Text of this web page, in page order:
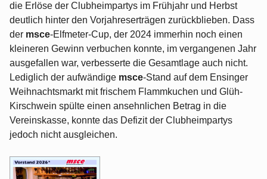
die Erlöse der Clubheimpartys im Frühjahr und Herbst
deutlich hinter den Vorjahreserträgen zurückblieben. Dass
der msce-Elfmeter-Cup, der 2024 immerhin noch einen
kleineren Gewinn verbuchen konnte, im vergangenen Jahr
ausgefallen war, verbesserte die Gesamtlage auch nicht.
Lediglich der aufwändige msce-Stand auf dem Ensinger
Weihnachtsmarkt mit frischem Flammkuchen und Glüh-
Kirschwein spülte einen ansehnlichen Betrag in die
Vereinskasse, konnte das Defizit der Clubheimpartys
jedoch nicht ausgleichen.